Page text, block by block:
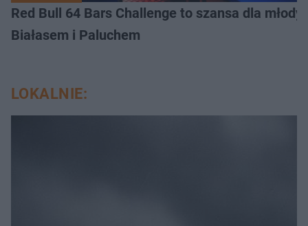
Red Bull 64 Bars Challenge to szansa dla
Białasem i Paluchem
LOKALNIE: